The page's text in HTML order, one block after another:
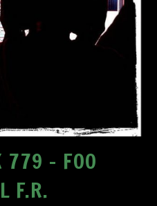
779 – FOO
F.R.